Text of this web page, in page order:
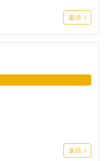
返信
返信